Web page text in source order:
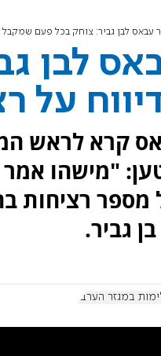
עבאס לבן גביר: צוחק בכל פעם
לבן
על
קרא לראש
"מישהו
מספר
גביר.
במגזר הערבי